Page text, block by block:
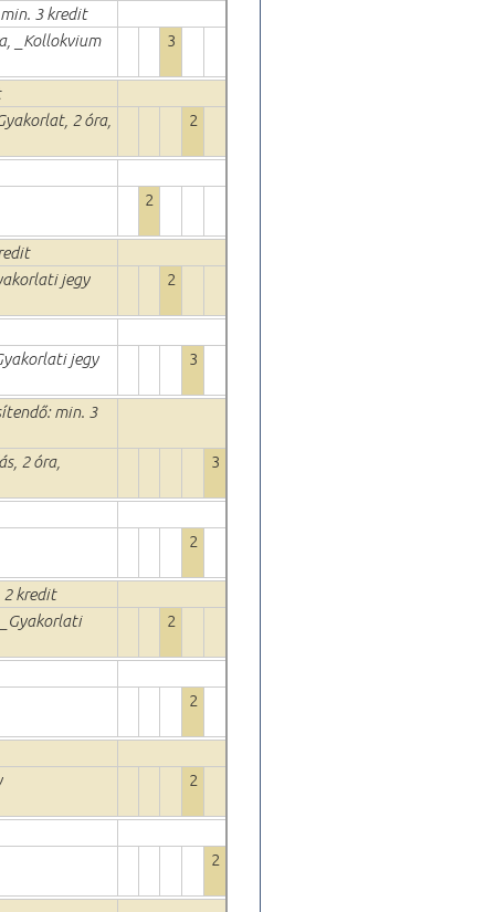
3 kredit
_Kollokvium 3
2 óra,
2
2
jegy 2
jegy 3
min. 3
2 óra,
3
2
2 kredit
2
2
2
2